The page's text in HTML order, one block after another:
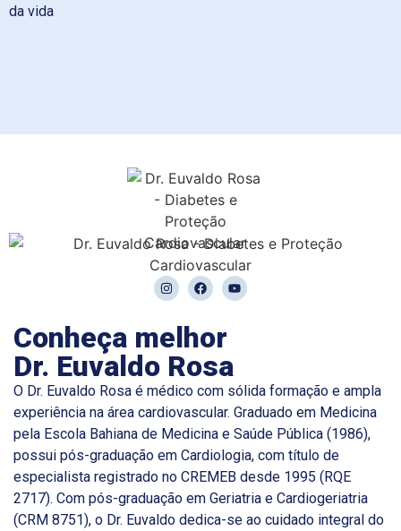
da vida
Conheça melhor
Dr. Euvaldo Rosa
O Dr. Euvaldo Rosa é médico com sólida formação e ampla
experiência na área cardiovascular. Graduado em Medicina
pela Escola Bahiana de Medicina e Saúde Pública (1986),
possui pós-graduação em Cardiologia, com título de
especialista registrado no CREMEB desde 1995 (RQE
2717). Com pós-graduação em Geriatria e Cardiogeriatria
(CRM 8751), o Dr. Euvaldo dedica-se ao cuidado integral do